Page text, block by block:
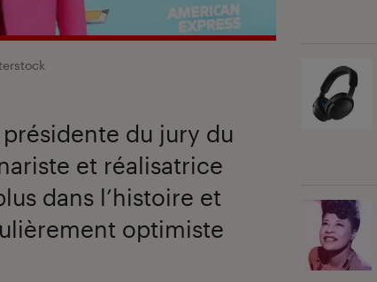
du jury du
et réalisatrice
dans l’histoire et
optimiste